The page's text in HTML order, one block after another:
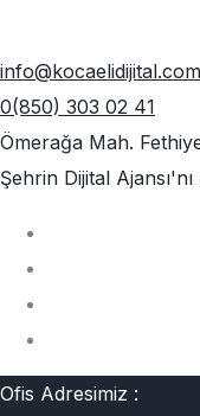
info@kocaelidijital.com
0(850) 303 02 41
Ömerağa Mah.
Şehrin Dijital Ajansı'nı
Ofis Adresimiz :